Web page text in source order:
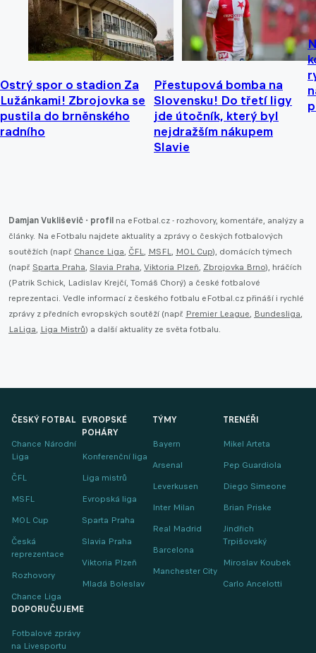
Ostrý spor o stadion Za
Lužánkami! Zbrojovka se
pustila do brněnského
radního
Přestupová bomba na
Slovensku! Do třetí ligy
jde útočník, který byl
nejdražším nákupem
Slavie
Damjan Vukliševič - profil na eFotbal.cz - rozhovory, komentáře, analýzy a
články. Na eFotbalu najdete aktuality a zprávy o českých fotbalových
soutěžích (např. Chance Liga, ČFL, MSFL, MOL Cup), domácích týmech
(např. Sparta Praha, Slavia Praha, Viktoria Plzeň, Zbrojovka Brno), hráčích
(Patrik Schick, Ladislav Krejčí, Tomáš Chorý) a české fotbalové
reprezentaci. Vedle informací z českého fotbalu eFotbal.cz přináší i rychlé
zprávy z předních evropských soutěží (např. Premier League, Bundesliga,
LaLiga, Liga Mistrů) a další aktuality ze světa fotbalu.
ČESKÝ FOTBAL
Chance Národní
Liga
ČFL
MSFL
MOL Cup
Česká
reprezentace
Rozhovory
Chance Liga
EVROPSKÉ
POHÁRY
Konferenční liga
Liga mistrů
Evropská liga
Sparta Praha
Slavia Praha
Viktoria Plzeň
Mladá Boleslav
TÝMY
Bayern
Arsenal
Leverkusen
Inter Milan
Real Madrid
Barcelona
Manchester City
TRENÉŘI
Mikel Arteta
Pep Guardiola
Diego Simeone
Brian Priske
Jindřich
Trpišovský
Miroslav Koubek
Carlo Ancelotti
DOPORUČUJEME
Fotbalové zprávy
na Livesportu